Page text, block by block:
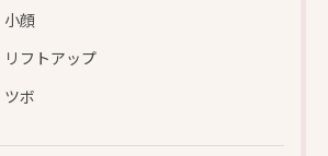
小顔
リフトアップ
ツボ